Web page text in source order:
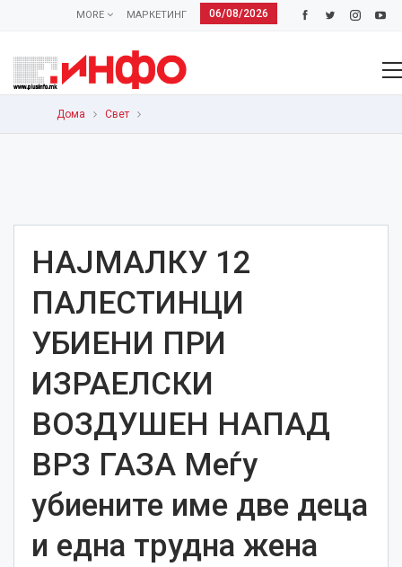
06/08/2026
МАРКЕТИНГ
MORE
Дома Свет
НАЈМАЛКУ 12
ПАЛЕСТИНЦИ
УБИЕНИ ПРИ
ИЗРАЕЛСКИ
ВОЗДУШЕН НАПАД
ВРЗ ГАЗА Меѓу
убиените име две деца
и една трудна жена